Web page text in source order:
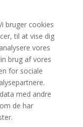
bruger cookies
til at vise dig
vores
brug af vores
for sociale
med andre
de har